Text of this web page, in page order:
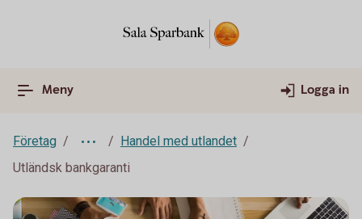
Meny Logga in
Företag
Handel med utlandet
Utländsk bankgaranti